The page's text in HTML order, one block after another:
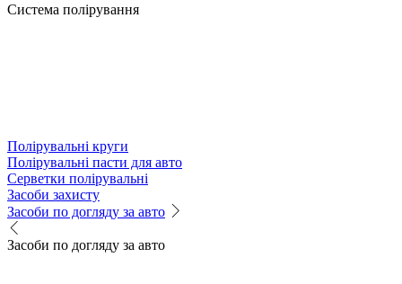
Система полірування
Полірувальні круги
Полірувальні пасти для авто
Серветки полірувальні
Засоби захисту
Засоби по догляду за авто
Засоби по догляду за авто